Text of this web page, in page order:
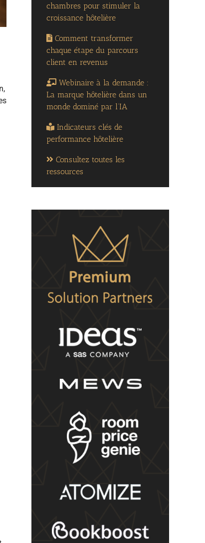
chambres pour stimuler la
croissance hôtelière
Comment transformer
chaque étape du parcours
client en revenus
Webinaire à la demande :
La marque hôtelière dans un
monde dominé par l’IA
Indicateurs clés de
performance hôtelière
Consultez toutes les
ressources